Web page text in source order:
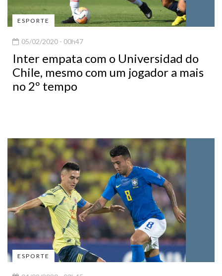
ESPORTE
05/02/2020 - 00h47
Inter empata com o Universidad do
Chile, mesmo com um jogador a mais
no 2º tempo
ESPORTE